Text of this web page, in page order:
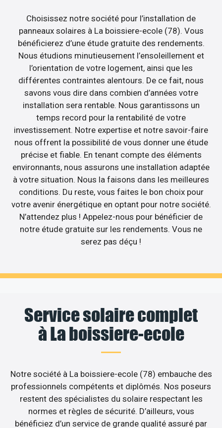
Choisissez notre société pour l’installation de
panneaux solaires à La boissiere-ecole (78). Vous
bénéficierez d’une étude gratuite des rendements.
Nous étudions minutieusement l’ensoleillement et
l’orientation de votre logement, ainsi que les
différentes contraintes alentours. De ce fait, nous
savons vous dire dans combien d’années votre
installation sera rentable. Nous garantissons un
temps record pour la rentabilité de votre
investissement. Notre expertise et notre savoir-faire
nous offrent la possibilité de vous donner une étude
précise et fiable. En tenant compte des éléments
environnants, nous assurons une installation adaptée
à votre situation. Nous la faisons dans les meilleures
conditions. Du reste, vous faites le bon choix pour
votre avenir énergétique en optant pour notre société.
N’attendez plus ! Appelez-nous pour bénéficier de
notre étude gratuite sur les rendements. Vous ne
serez pas déçu !
Service solaire complet
à La boissiere-ecole
Notre société à La boissiere-ecole (78) embauche des
professionnels compétents et diplômés. Nos poseurs
restent des spécialistes du solaire respectant les
normes et règles de sécurité. D’ailleurs, vous
bénéficiez d’un service de grande qualité assuré par